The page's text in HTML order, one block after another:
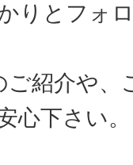
りとフォ
ご紹介や、
心下さい。